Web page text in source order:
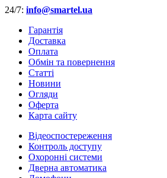
24/7: info@smartel.ua
Гарантія
Доставка
Оплата
Обмін та повернення
Cтатті
Новини
Огляди
Оферта
Карта сайту
Відеоспостереження
Контроль доступу
Охоронні системи
Дверна автоматика